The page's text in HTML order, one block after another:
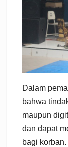
Dalam
bahwa
maupun
dan dapat
bagi